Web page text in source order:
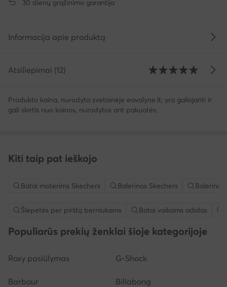
30 dienų grąžinimo garantija
Informacija apie produktą
Atsiliepimai (12)
Produkto kaina, nurodyta svetainėje eavalyne.lt, yra galiojanti ir
gali skirtis nuo kainos, nurodytos ant pakuotės.
Kiti taip pat ieškojo
Batai moterims Skechers Balerinos Skechers
Šlepetės per pirštą berniukams Batai vaikams adidas
Populiarūs prekių ženklai šioje kategorijoje
Roxy pasiūlymas G-Shock
Barbour Billabong